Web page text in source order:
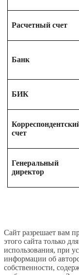
Расчетный счет
Банк
БИК
счет
Генеральный
директор
Сайт разрешает вам
этого сайта только
использования, при
информации об
собственности,